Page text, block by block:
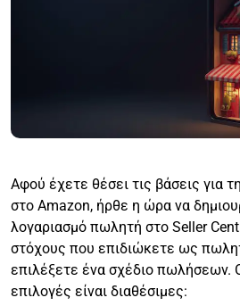
Αφού έχετε θέσει τις βάσεις για
στο Amazon, ήρθε η ώρα να
λογαριασμό πωλητή στο Seller
στόχους που επιδιώκετε ως
επιλέξετε ένα σχέδιο πωλήσεων.
επιλογές είναι διαθέσιμες: